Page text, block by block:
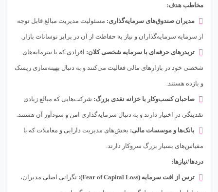
مخاطب هدف:
مدیران صندوق‌های سرمایه‌گذاری: مسئولیت مدیریت مبالغ قابل توجه
از سرمایه سرمایه‌گذاران و نیاز به حفاظت از آن در برابر نوسانات بازار.
تریدرهای حرفه‌ای با سرمایه شخصی کلان: افرادی که با سرمایه‌های
شخصی خود در بازارهای مالی فعالیت می‌کنند و به دنبال بهینه‌سازی ریسک
و بازده هستند.
صاحبان کسب‌وکار با خزانه نقدی بزرگ: شرکت‌هایی که مبالغ زیادی
نقدینگی در اختیار دارند و به دنبال سرمایه‌گذاری امن و سودآور آن هستند.
بانک‌ها و موسسات مالی: بخش‌های مدیریت دارایی و معاملات که با
مقیاس‌های بسیار بزرگ سروکار دارند.
دردها/نیازها:
ترس از افت سرمایه (Fear of Capital Loss): نگرانی اصلی مدیران،